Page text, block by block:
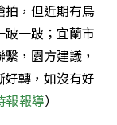
拍，但近期有鳥
一跛；宜蘭市
，園方建議，
轉，如沒有好
報報導）